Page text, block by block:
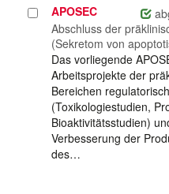
Projekt
auswählen
APOSEC
Abschluss der
(Sekretom von
Das vorliegende
Arbeitsprojekte der
Bereichen
(Toxikologiestudien,
Bioaktivitätsstudien)
Verbesserung der
des…